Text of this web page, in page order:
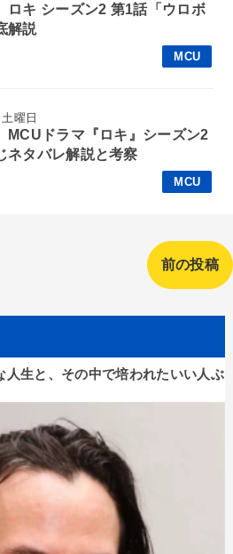
ロキ シーズン2 第1話「ウロボ
解説
MCU
曜日
MCUドラマ『ロキ』シーズン2
ネタバレ解説と考察
MCU
前の投稿
人生と、その中で培われたいい人ぶ